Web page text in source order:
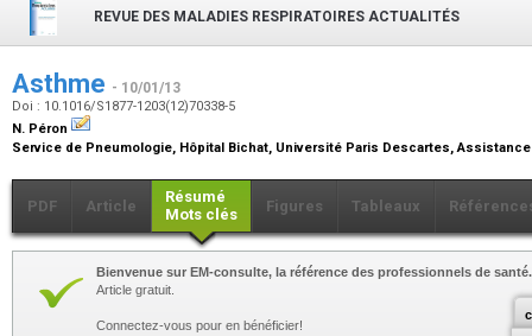
REVUE DES MALADIES RESPIRATOIRES ACTUALITÉS
Asthme - 10/01/13
Doi : 10.1016/S1877-1203(12)70338-5
N. Péron
Service de Pneumologie, Hôpital Bichat, Université Paris Descartes,
PDF Article
Résumé
Mots clés
Figures Tableaux
Bienvenue sur EM-consulte, la référence des professionnels de santé.
Article gratuit.
Connectez-vous pour en bénéficier!